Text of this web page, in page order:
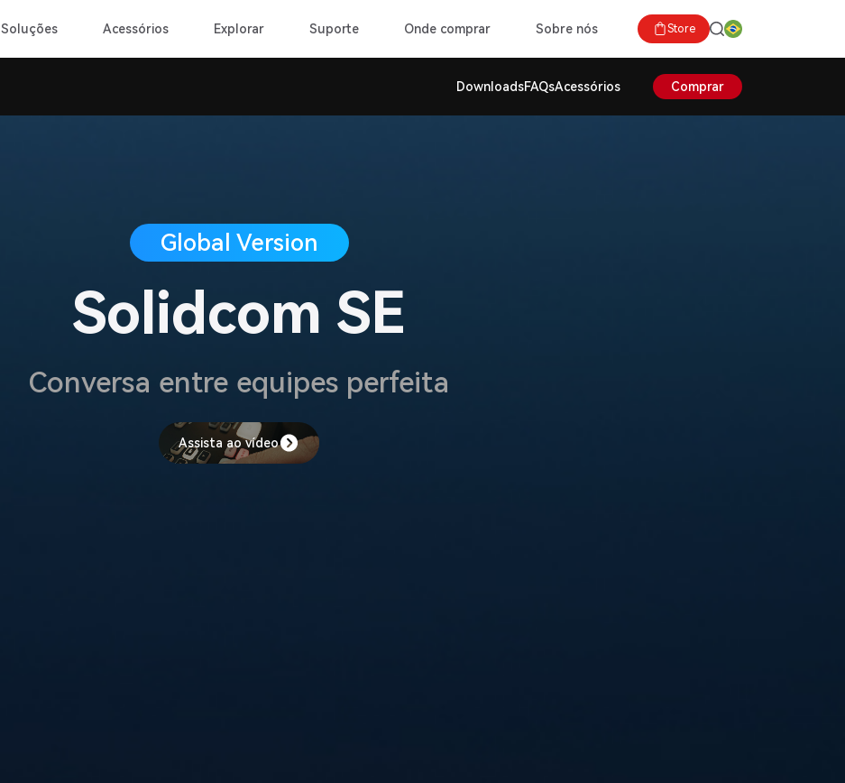
Soluções Acessórios Explorar Suporte Onde comprar Sobre nós Store
Comprar
DownloadsFAQsAcessórios
Global Version
Solidcom SE
Conversa entre equipes perfeita
Assista ao vídeo